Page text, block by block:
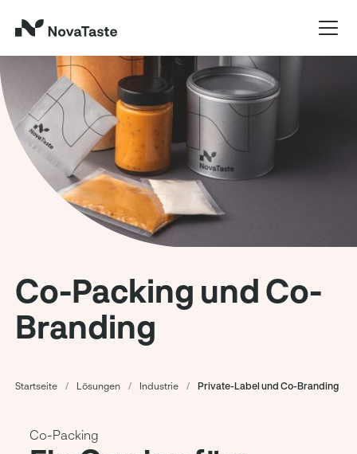
Co-Packing und ­Co-
Branding
Startseite / Lösungen / Industrie / Private-Label und Co-Branding
Co-Packing